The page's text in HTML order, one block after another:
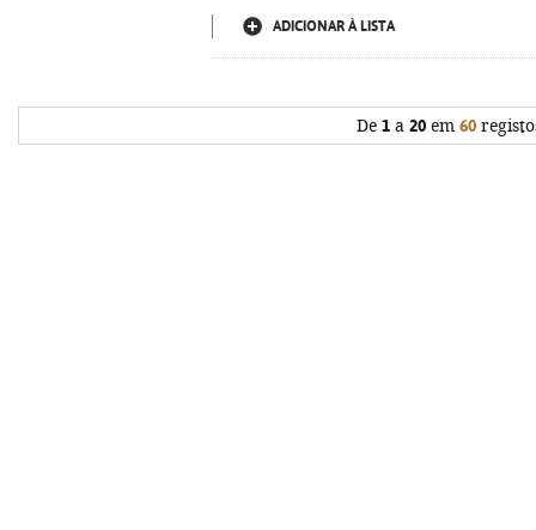
ADICIONAR À LISTA
De 1a 20em 60